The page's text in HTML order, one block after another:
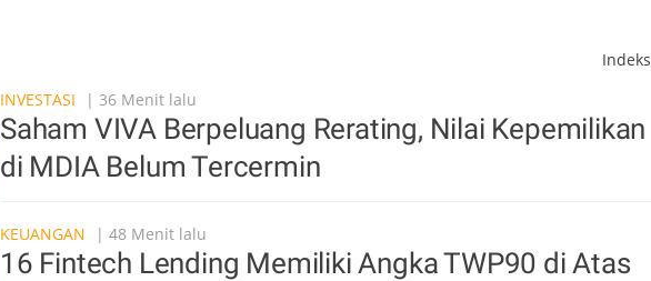
Indeks
INVESTASI
| 36 Menit lalu
Saham VIVA Berpeluang Rerating, Nilai Kepemilikan
di MDIA Belum Tercermin
KEUANGAN | 48 Menit lalu
16 Fintech Lending Memiliki Angka TWP90 di Atas